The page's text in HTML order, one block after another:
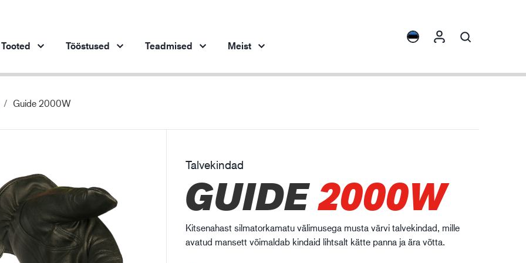
Tooted
Masinaehitus
Nafta- ja gaasitööstus
Ehitustööstus
Logistika
SPARX™
XLNT™
Tööstused
Terasetööstus
Teadmised Meist
Guide 2000W
Talvekindad
GUIDE2000W
Kitsenahast silmatorkamatu välimusega musta värvi talvekindad, mille
avatud mansett võimaldab kindaid lihtsalt kätte panna ja ära võtta.